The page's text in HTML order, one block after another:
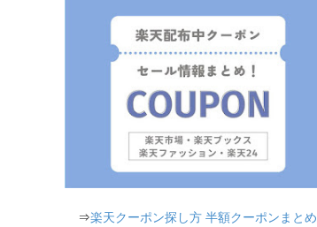
⇒楽天クーポン探し方 半額クーポンまとめ